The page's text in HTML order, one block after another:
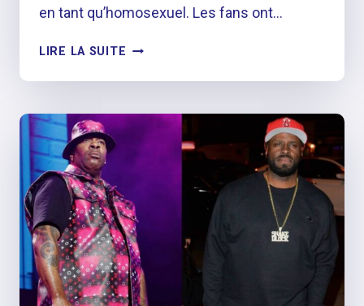
en tant qu’homosexuel. Les fans ont…
LIRE LA SUITE TEVIN
CONFIRME
QU’IL
S’IDENTIFIE
HOMME
GAY